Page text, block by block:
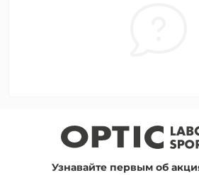
Узнавайте первым об